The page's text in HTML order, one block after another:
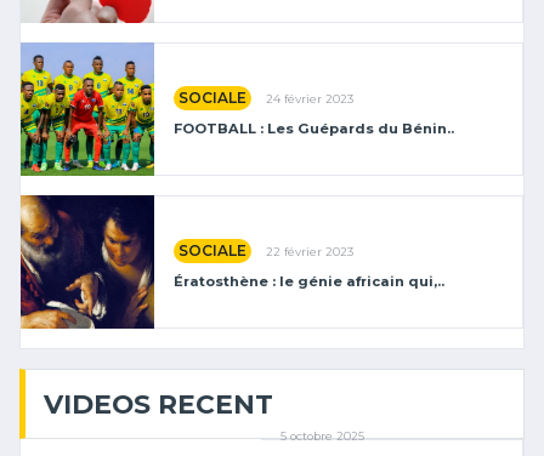
SOCIALE 24 février 2023
FOOTBALL : Les Guépards du Bénin..
SOCIALE 22 février 2023
Ératosthène : le génie africain qui,..
VIDEOS RECENT
5 octobre 2025